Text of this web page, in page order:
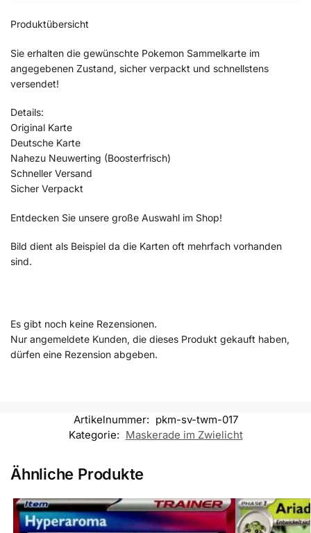
Produktübersicht
Sie erhalten die gewünschte Pokemon Sammelkarte im
angegebenen Zustand, sicher verpackt und schnellstens
versendet!
Details:
Original Karte
Deutsche Karte
Nahezu Neuwerting (Boosterfrisch)
Schneller Versand
Sicher Verpackt
Entdecken Sie unsere große Auswahl im Shop!
Bild dient als Beispiel da die Karten oft mehrfach vorhanden
sind.
Es gibt noch keine Rezensionen.
Nur angemeldete Kunden, die dieses Produkt gekauft haben,
dürfen eine Rezension abgeben.
Artikelnummer: pkm-sv-twm-017
Kategorie: Maskerade im Zwielicht
Ähnliche Produkte